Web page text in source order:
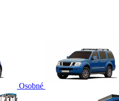
Osobné